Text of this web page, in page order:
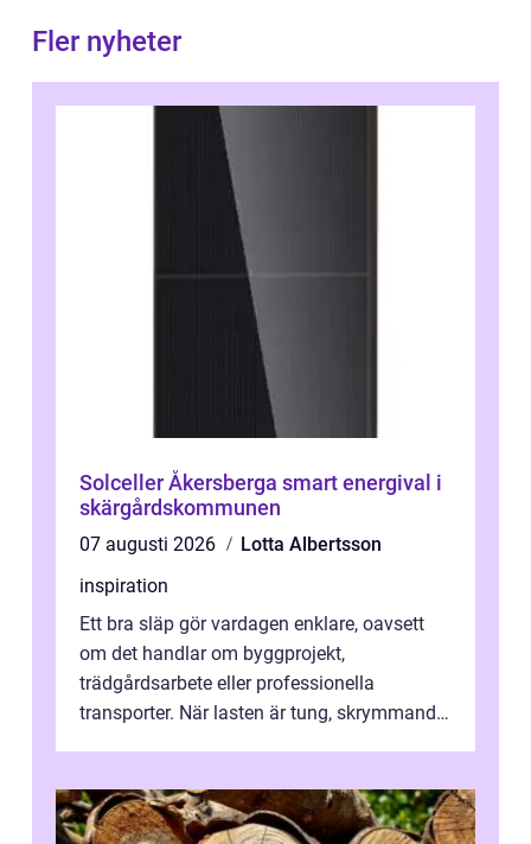
Fler nyheter
Solceller Åkersberga smart energival i
skärgårdskommunen
07 augusti 2026
Lotta Albertsson
inspiration
Ett bra släp gör vardagen enklare, oavsett
om det handlar om byggprojekt,
trädgårdsarbete eller professionella
transporter. När lasten är tung, skrymmande